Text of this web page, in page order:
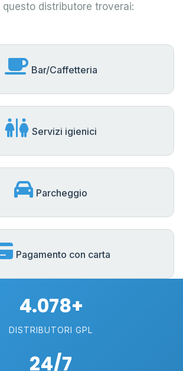
questo distributore troverai:
Bar/Caffetteria
Servizi igienici
Parcheggio
Pagamento con carta
4.078+
DISTRIBUTORI GPL
24/7